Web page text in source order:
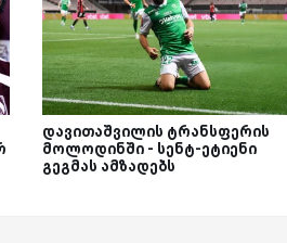
დავითაშვილის ტრანსფერის
მოლოდინში - სენტ-ეტიენი
გეგმას ამზადებს